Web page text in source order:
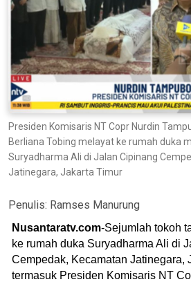
Presiden Komisaris NT Copr Nurdin
Berliana Tobing melayat ke rumah duka
Suryadharma Ali di Jalan Cipinang
Jatinegara, Jakarta Timur
Penulis: Ramses Manurung
Nusantaratv.com-Sejumlah tokoh
ke rumah duka Suryadharma Ali di
Cempedak, Kecamatan Jatinegara,
termasuk Presiden Komisaris NT